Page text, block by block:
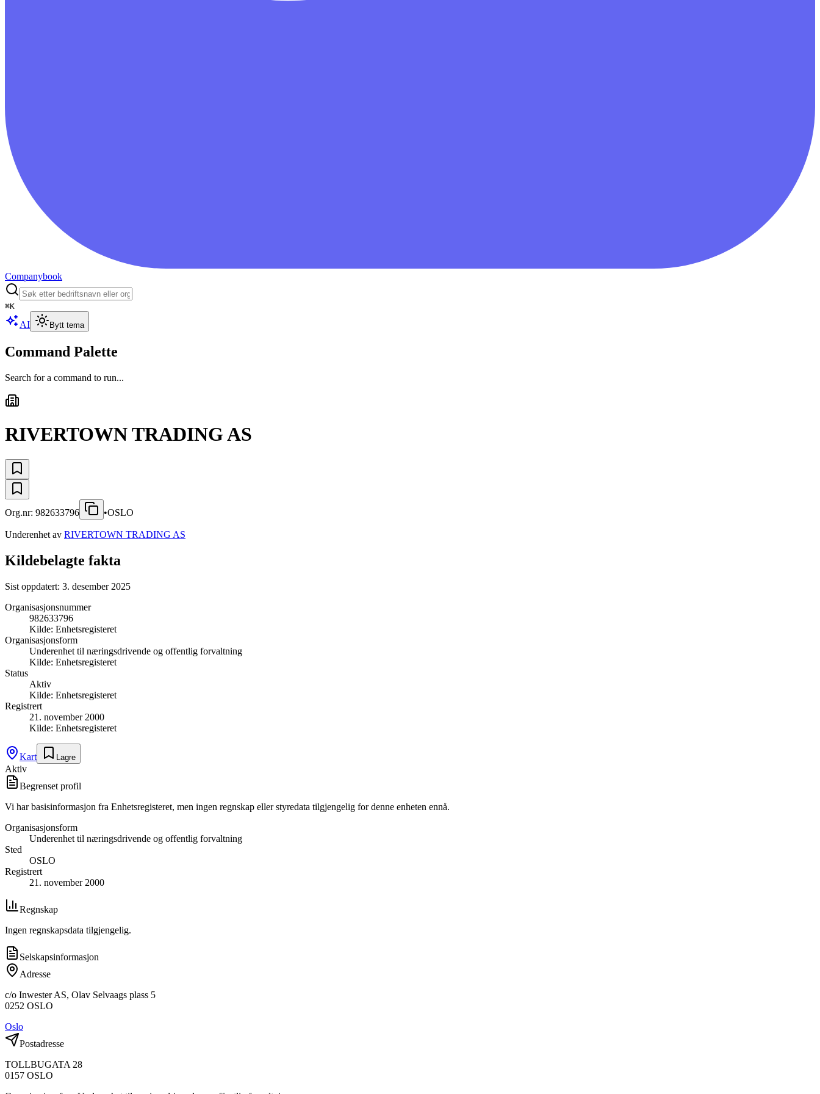
Companybook
⌘K
AI Bytt tema
Command Palette
Search for a command to run...
RIVERTOWN TRADING AS
Org.nr: 982633796 •OSLO
Underenhet av RIVERTOWN TRADING AS
Kildebelagte fakta
Sist oppdatert: 3. desember 2025
Organisasjonsnummer
982633796
Kilde: Enhetsregisteret
Organisasjonsform
Underenhet til næringsdrivende og offentlig forvaltning
Kilde: Enhetsregisteret
Status
Aktiv
Kilde: Enhetsregisteret
Registrert
21. november 2000
Kilde: Enhetsregisteret
Kart Lagre
Aktiv
Begrenset profil
Vi har basisinformasjon fra Enhetsregisteret, men ingen regnskap eller styredata tilgjengelig for denne enheten ennå.
Organisasjonsform
Underenhet til næringsdrivende og offentlig forvaltning
Sted
OSLO
Registrert
21. november 2000
Regnskap
Ingen regnskapsdata tilgjengelig.
Selskapsinformasjon
Adresse
c/o Inwester AS, Olav Selvaags plass 5
0252 OSLO
Oslo
Postadresse
TOLLBUGATA 28
0157 OSLO